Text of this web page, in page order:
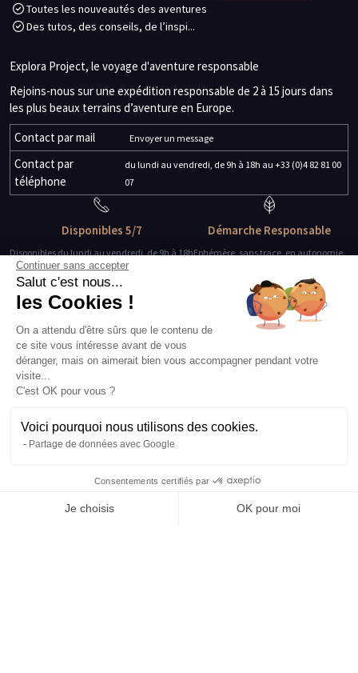
Toutes les nouveautés des aventures
Des tutos, des conseils, de l’inspi...
Explora Project, le voyage d'aventure responsable
Rejoins-nous sur une expédition responsable de 2 à 15 jours dans
les plus beaux terrains d’aventure en Europe.
Contact par mail
Envoyer un message
Contact par
téléphone
du lundi au vendredi, de 9h à 18h au +33 (0)4 82 81 00
07
Disponibles 5/7
Disponibles du lundi au vendredi, de 9h à 18h
Des guides-explorateurs
Démarche Responsable
Ephémère, sans trace, en autonomie.
Matériel de qualité
Testé, éprouvé, certifié.
À propos
Conditions générales de vente
Conditions générales d'utilisation
Services
Continuer sans accepter
Salut c'est nous...
les Cookies !
On a attendu d'être sûrs que le contenu de
ce site vous intéresse avant de vous
déranger, mais on aimerait bien vous accompagner pendant votre
visite...
C'est OK pour vous ?
Voici pourquoi nous utilisons des cookies.
Partage de données avec Google
Consentements certifiés par
Je choisis
OK pour moi